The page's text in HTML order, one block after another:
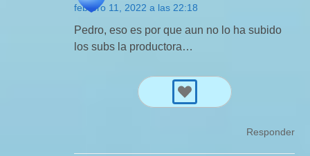
febrero 11, 2022 a las 22:18
Pedro, eso es por que aun no lo ha subido
los subs la productora…
Responder